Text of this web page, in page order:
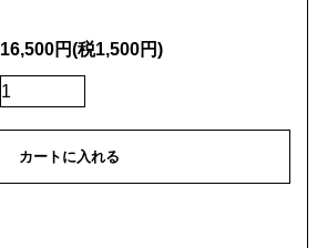
16,500円(税1,500円)